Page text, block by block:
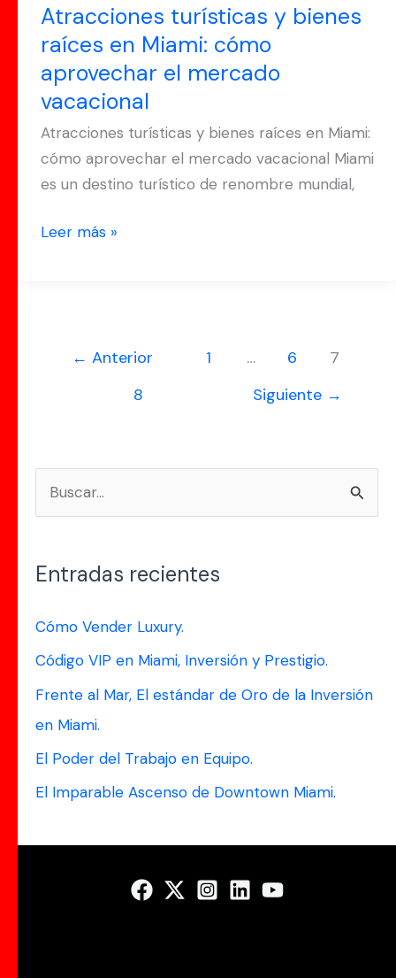
Atracciones turísticas y bienes
raíces en Miami: cómo
aprovechar el mercado
vacacional
Atracciones turísticas y bienes raíces en Miami:
cómo aprovechar el mercado vacacional Miami
es un destino turístico de renombre mundial,
y
bienes
raíces
en
aprovechar
mercado
Leer más »
← Anterior 1 … 6
7
8
Siguiente →
c
a
o
r
:
Entradas recientes
Cómo Vender Luxury.
Código VIP en Miami, Inversión y Prestigio.
Frente al Mar, El estándar de Oro de la Inversión
en Miami.
El Poder del Trabajo en Equipo.
El Imparable Ascenso de Downtown Miami.